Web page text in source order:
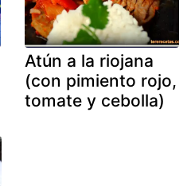
Atún a la riojana
(con pimiento rojo,
tomate y cebolla)